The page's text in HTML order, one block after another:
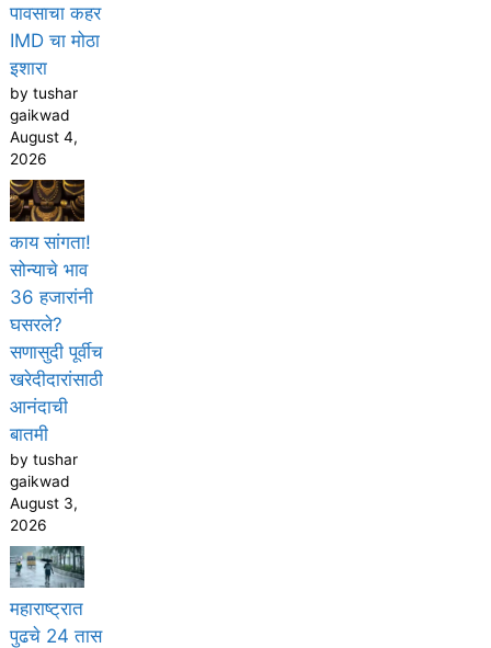
पावसाचा कहर
IMD चा मोठा
इशारा
by tushar
gaikwad
August 4,
2026
काय सांगता!
सोन्याचे भाव
36 हजारांनी
घसरले?
सणासुदी पूर्वीच
खरेदीदारांसाठी
आनंदाची
बातमी
by tushar
gaikwad
August 3,
2026
महाराष्ट्रात
पुढचे 24 तास